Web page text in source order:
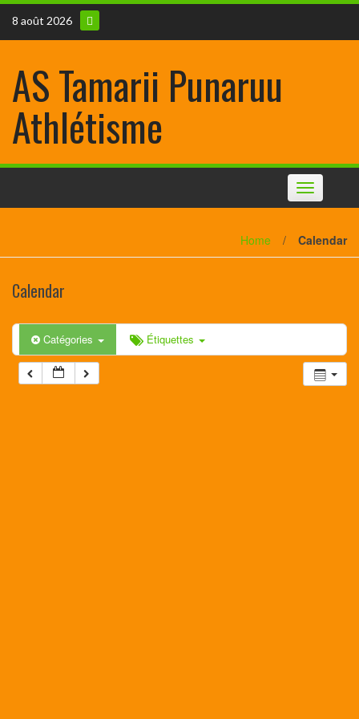
8 août 2026
AS Tamarii Punaruu
Athlétisme
Toggle
navigation
Home / Calendar
Calendar
Catégories Étiquettes